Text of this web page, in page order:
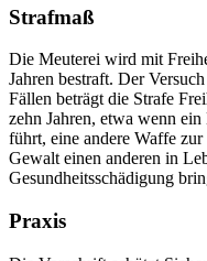
Strafmaß
Die Meuterei wird mit
Jahren bestraft. Der
Fällen beträgt die Strafe
zehn Jahren, etwa wenn
führt, eine andere Waffe
Gewalt einen anderen in
Gesundheitsschädigung
Praxis